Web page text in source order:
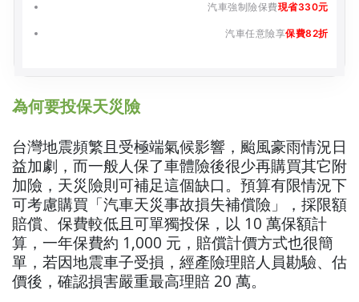
汽車強制險保費現省330元
汽車任意險享保費82折
為何要投保天災險
台灣地震頻繁且受極端氣候影響，颱風豪雨情況日
益加劇，而一般人保了車體險後很少再購買其它附
加險，天災險則可補足這個缺口。預算有限情況下
可考慮購買「汽車天災事故損失補償險」，採限額
賠償、保費較低且可單獨投保，以 10 萬保額計
算，一年保費約 1,000 元，賠償計價方式也很簡
單，若因地震車子受損，經產險理賠人員勘驗、估
價後，確認損害嚴重最高理賠 20 萬。